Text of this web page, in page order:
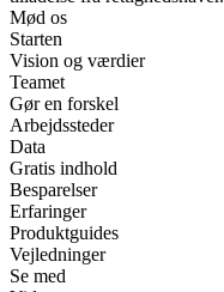
Mød os
Starten
Vision og værdier
Teamet
Gør en forskel
Arbejdssteder
Data
Gratis indhold
Besparelser
Erfaringer
Produktguides
Vejledninger
Se med